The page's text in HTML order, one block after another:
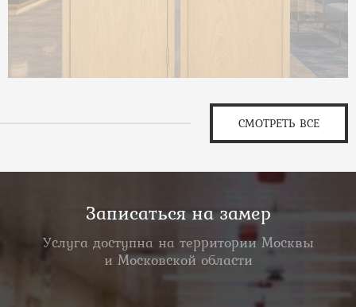
СМОТРЕТЬ ВСЕ
Записаться на замер
Услуга доступна на территории Москвы
и Московской области